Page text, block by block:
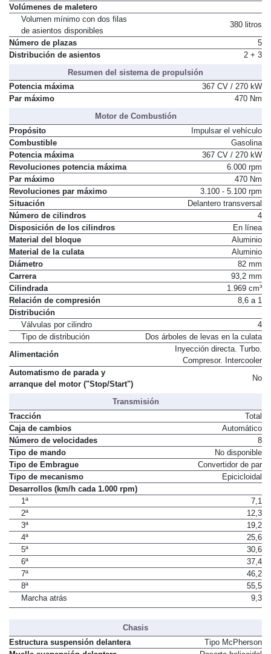
Volúmenes de maletero
Volumen mínimo con dos filas
de asientos disponibles
380 litros
Número de plazas
5
Distribución de asientos
2 + 3
Resumen del sistema de propulsión
Potencia máxima
367 CV / 270 kW
Par máximo
470 Nm
Motor de Combustión
Propósito
Impulsar el vehículo
Combustible
Gasolina
Potencia máxima
367 CV / 270 kW
Revoluciones potencia máxima
6.000 rpm
Par máximo
470 Nm
Revoluciones par máximo
3.100 - 5.100 rpm
Situación
Delantero transversal
Número de cilindros
4
Disposición de los cilindros
En línea
Material del bloque
Aluminio
Material de la culata
Aluminio
Diámetro
82 mm
Carrera
93,2 mm
Cilindrada
1.969 cm³
Relación de compresión
8,6 a 1
Distribución
Válvulas por cilindro
4
Tipo de distribución
Dos árboles de levas en la culata
Alimentación
Inyección directa. Turbo.
Compresor. Intercooler
Automatismo de parada y
arranque del motor ("Stop/Start")
No
Transmisión
Tracción
Total
Caja de cambios
Automático
Número de velocidades
8
Tipo de mando
No disponible
Tipo de Embrague
Convertidor de par
Tipo de mecanismo
Epicicloidal
Desarrollos (km/h cada 1.000 rpm)
1ª
7,1
2ª
12,3
3ª
19,2
4ª
25,6
5ª
30,6
6ª
37,4
7ª
46,2
8ª
55,5
Marcha atrás
9,3
Chasis
Estructura suspensión delantera
Tipo McPherson